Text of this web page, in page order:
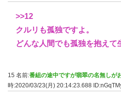
>>12
クルリも孤独ですよ。
どんな人間でも孤独を抱えて
15 名前:番組の途中ですが翡翠の名無しが
時:2020/03/23(月) 20:14:23.688